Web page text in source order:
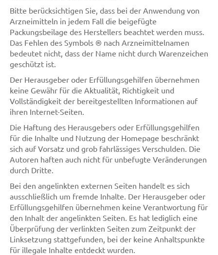
Bitte berücksichtigen Sie, dass bei der Anwendung von
Arzneimitteln in jedem Fall die beigefügte
Packungsbeilage des Herstellers beachtet werden muss.
Das Fehlen des Symbols ® nach Arzneimittelnamen
bedeutet nicht, dass der Name nicht durch Warenzeichen
geschützt ist.
Der Herausgeber oder Erfüllungsgehilfen übernehmen
keine Gewähr für die Aktualität, Richtigkeit und
Vollständigkeit der bereitgestellten Informationen auf
ihren Internet-Seiten.
Die Haftung des Herausgebers oder Erfüllungsgehilfen
für die Inhalte und Nutzung der Homepage beschränkt
sich auf Vorsatz und grob fahrlässiges Verschulden. Die
Autoren haften auch nicht für unbefugte Veränderungen
durch Dritte.
Bei den angelinkten externen Seiten handelt es sich
ausschließlich um fremde Inhalte. Der Herausgeber oder
Erfüllungsgehilfen übernehmen keine Verantwortung für
den Inhalt der angelinkten Seiten. Es hat lediglich eine
Überprüfung der verlinkten Seiten zum Zeitpunkt der
Linksetzung stattgefunden, bei der keine Anhaltspunkte
für illegale Inhalte entdeckt wurden.